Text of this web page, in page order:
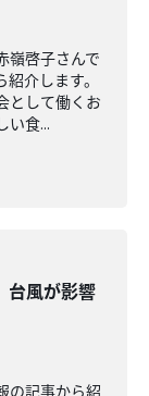
嶺啓子さんで
介します。
として働くお
い食...
風が影響
の記事から紹